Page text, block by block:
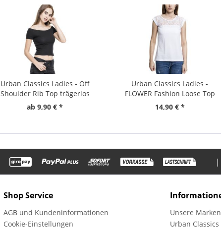
Urban Classics Ladies - Off
Shoulder Rib Top trägerlos
ab 9,90 € *
Urban Classics Ladies -
FLOWER Fashion Loose Top
Shirt
14,90 € *
|
Shop Service
AGB und Kundeninformationen
Cookie-Einstellungen
Unsere Marken
Urban Classics